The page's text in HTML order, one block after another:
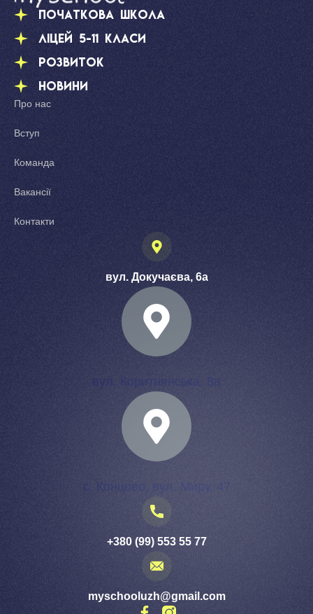
Початкова школа
Ліцей 5-11 класи
Розвиток
Новини
Про нас
Вступ
Команда
Вакансії
Контакти
вул. Докучаєва, 6а
вул. Коритнянська, 8а
с. Концово, вул. Миру, 47
+380 (99) 553 55 77
myschooluzh@gmail.com